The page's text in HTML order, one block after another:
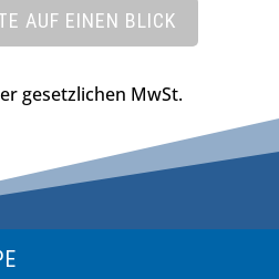
AUF EINEN BLICK
gesetzlichen MwSt.